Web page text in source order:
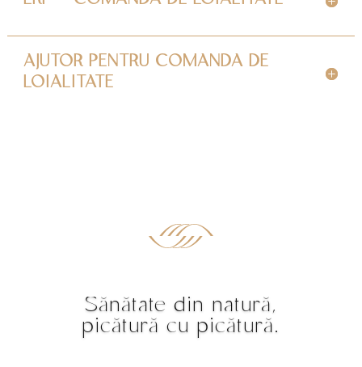
AJUTOR PENTRU COMANDA DE
LOIALITATE
Sănătate din natură,
picătură cu picătură.